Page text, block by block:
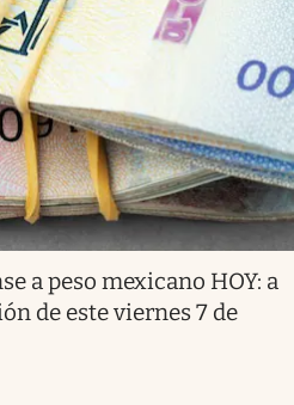
a peso mexicano HOY: a
de este viernes 7 de